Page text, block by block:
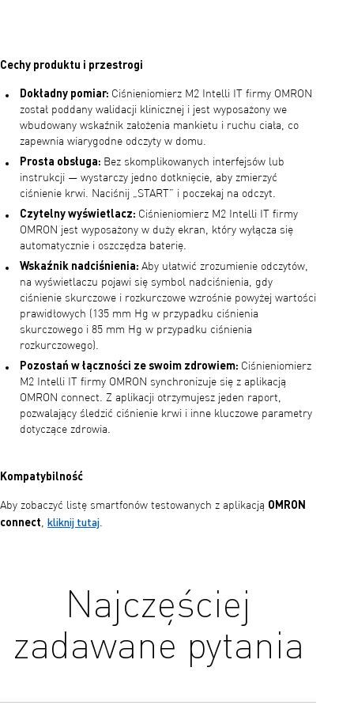
Cechy produktu i przestrogi
Dokładny pomiar: Ciśnieniomierz M2 Intelli IT firmy OMRON
został poddany walidacji klinicznej i jest wyposażony we
wbudowany wskaźnik założenia mankietu i ruchu ciała, co
zapewnia wiarygodne odczyty w domu.
Prosta obsługa: Bez skomplikowanych interfejsów lub
instrukcji — wystarczy jedno dotknięcie, aby zmierzyć
ciśnienie krwi. Naciśnij „START” i poczekaj na odczyt.
Czytelny wyświetlacz: Ciśnieniomierz M2 Intelli IT firmy
OMRON jest wyposażony w duży ekran, który wyłącza się
automatycznie i oszczędza baterię.
Wskaźnik nadciśnienia: Aby ułatwić zrozumienie odczytów,
na wyświetlaczu pojawi się symbol nadciśnienia, gdy
ciśnienie skurczowe i rozkurczowe wzrośnie powyżej wartości
prawidłowych (135 mm Hg w przypadku ciśnienia
skurczowego i 85 mm Hg w przypadku ciśnienia
rozkurczowego).
Pozostań w łączności ze swoim zdrowiem: Ciśnieniomierz
M2 Intelli IT firmy OMRON synchronizuje się z aplikacją
OMRON connect. Z aplikacji otrzymujesz jeden raport,
pozwalający śledzić ciśnienie krwi i inne kluczowe parametry
dotyczące zdrowia.
Kompatybilność
Aby zobaczyć listę smartfonów testowanych z aplikacją OMRON
connect, kliknij tutaj.
Najczęściej
zadawane pytania